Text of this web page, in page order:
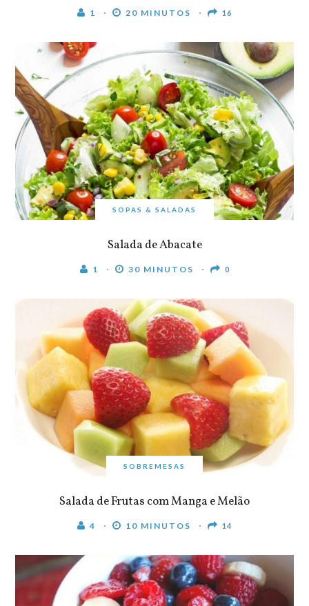
1 20 MINUTOS 16
SOPAS & SALADAS
Salada de Abacate
1 30 MINUTOS 0
SOBREMESAS
Salada de Frutas com Manga e Melão
4 10 MINUTOS 14